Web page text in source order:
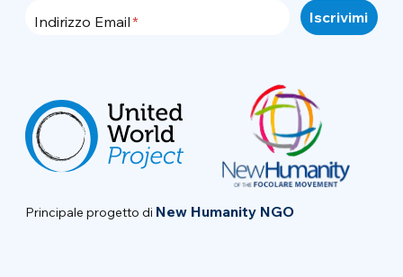
Indirizzo Email
Principale progetto di New Humanity NGO